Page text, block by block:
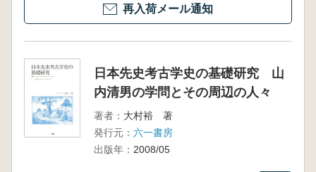
再入荷メール通知
日本先史考古学史の基礎研究 山
内清男の学問とその周辺の人々
著者： 大村裕 著
発行元： 六一書房
出版年： 2008/05